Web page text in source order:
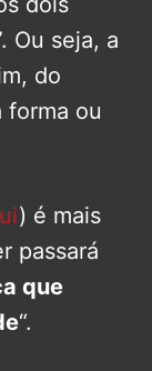
Ou seja, a
do
forma ou
) é mais
passará
que
“.